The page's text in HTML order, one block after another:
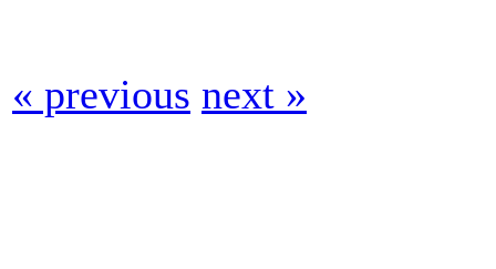
« previous next »